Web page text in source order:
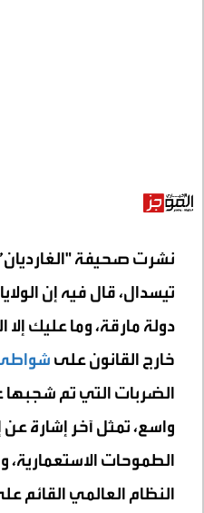
نشرت صحيفة
تيسدال، قال فيه إن
دولة مارقة، وما عليك
خارج القانون على شواطئ
الضربات التي تم
واسع، تمثل آخر إشارة عن
الطموحات
النظام العالمي القائم